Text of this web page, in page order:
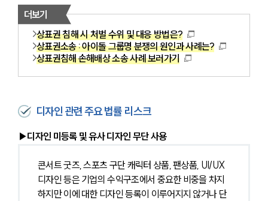
더보기
상표권 침해 시 처벌 수위 및 대응 방법은?
상표권소송 : 아이돌 그룹명 분쟁의 원인과 사례는?
상표권침해 손해배상 소송 사례 보러가기
디자인 관련 주요 법률 리스크
▶디자인 미등록 및 유사 디자인 무단 사용
콘서트 굿즈, 스포츠 구단 캐릭터 상품, 팬상품, UI/UX
디자인 등은 기업의 수익구조에서 중요한 비중을 차지
하지만 이에 대한 디자인 등록이 이루어지지 않거나 단